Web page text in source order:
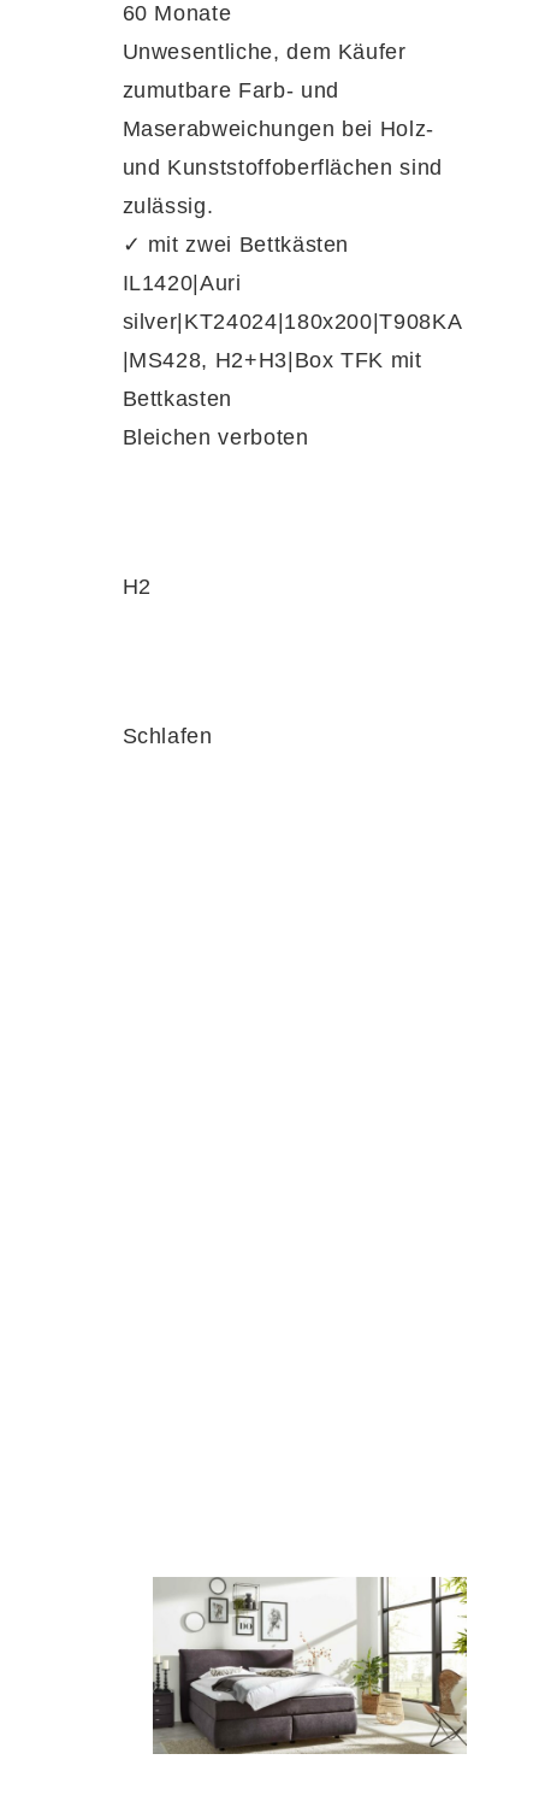
Punktelastizität und einem angenehm
– ideal auch bei
zusätzlichallergikerfreundlich
sorgen mit ihrem1000-Federn-
punktgenau und entlasten gezielt den
ist über einen Reißverschluss
zusätzliche Stabilität.
in einem. Flexible Federn im
Massivholzrahmen, die CLIMABOX-
Verarbeitung. Der Bettkasten mit
Kissen, Decken oder Bettwäsche. Die
Verstellung, Nachtkonsolen oder einer
60 Monate
Unwesentliche, dem Käufer
zumutbare Farb- und
Maserabweichungen bei Holz-
und Kunststoffoberflächen sind
zulässig.
✓ mit zwei Bettkästen
IL1420|Auri
silver|KT24024|180x200|T908KA
|MS428, H2+H3|Box TFK mit
Bettkasten
Bleichen verboten
H2
Schlafen